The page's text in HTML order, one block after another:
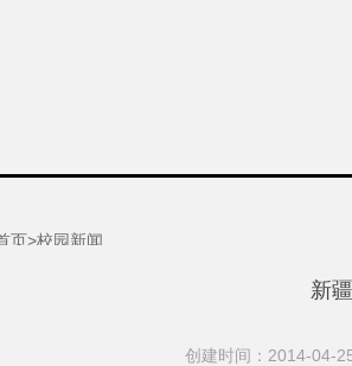
新
创建时间：2014-04-
页>校园新闻